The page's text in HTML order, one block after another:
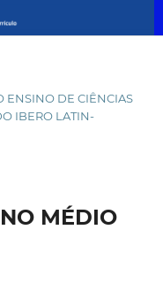
ENSINO DE CIÊNCIAS
IBERO LATIN-
MÉDIO